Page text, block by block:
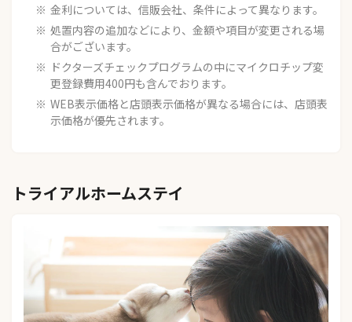
金利については、信販会社、条件によって異なります。
処置内容の追加などにより、金額や項目が変更される場
合がございます。
ドクターズチェックプログラムの中にマイクロチップ変
更登録費用400円も含んでおります。
WEB表示価格と店頭表示価格が異なる場合には、店頭表
示価格が優先されます。
トライアルホームステイ